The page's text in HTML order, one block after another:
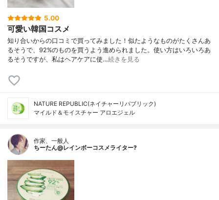
5.00
可愛い韓国コスメ
知り合いからの口コミで買ってみました！似たようなものがたくさんあ
るそうで、92%のものを買うよう進められました。使い方はいろいろあ
るそうですが、私はヘアケアに使…続きを見る
NATURE REPUBLIC(ネイチャーリパブリック)
マイルド＆モイスチャー アロエジェル
作家、一般人
ちーたん@レインボーコスメライター?